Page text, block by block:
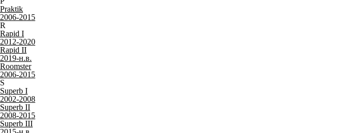
Только качественные российские материалы
Каталог ковриков для автомобилей
Коврики для Skoda в салон и багажник
Не нашли свой автомобиль
F
Fabia I
1999-2008
Fabia II
2007-2015
Felicia
1994-2001
K
Kamiq (Китай)
2018-н.в.
Kamiq (Европа)
2019-н.в.